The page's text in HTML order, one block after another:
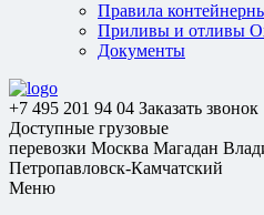
Правила
Приливы и отливы
Документы
+7 495 201 94 04 Заказать звонок
Доступные грузовые
перевозки Москва Магадан
Петропавловск-Камчатский
Меню